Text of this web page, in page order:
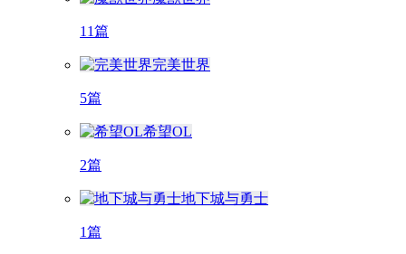
11篇
完美世界
5篇
希望OL
2篇
地下城与勇士
1篇